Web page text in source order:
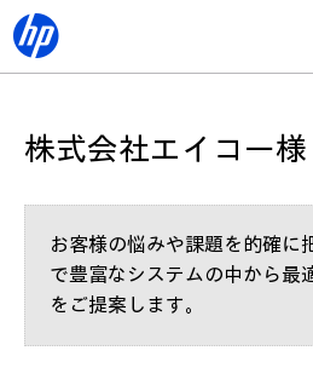
株式会社エイコー様
お客様の悩みや課題を的確に
で豊富なシステムの中から最
をご提案します。